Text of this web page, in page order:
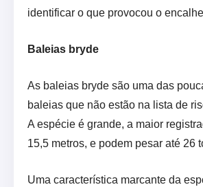
identificar o que provocou o
Baleias bryde
As baleias bryde são uma das
baleias que não estão na lista de
A espécie é grande, a maior
15,5 metros, e podem pesar até 26
Uma característica marcante da